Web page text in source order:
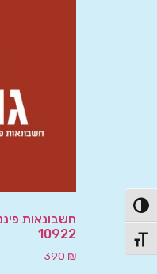
הפעל/כבה ניגודיות גבוהה
מתג גודל גופן
חשבונאות
10922
390 ₪